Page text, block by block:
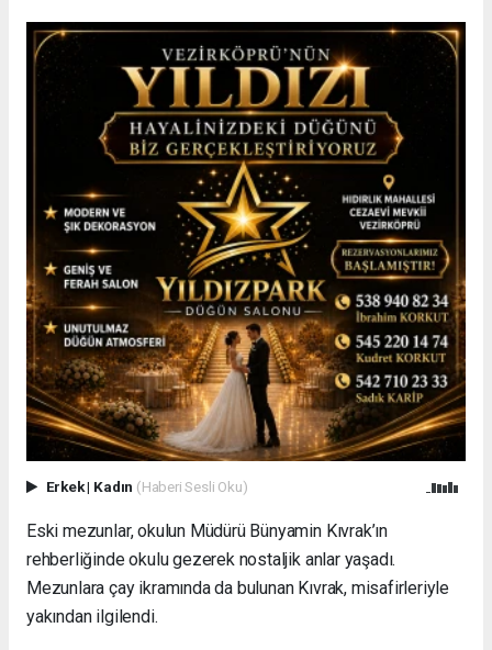
Erkek| Kadın (Haberi Sesli Oku)
Eski mezunlar, okulun Müdürü Bünyamin Kıvrak’ın
rehberliğinde okulu gezerek nostaljik anlar yaşadı.
Mezunlara çay ikramında da bulunan Kıvrak, misafirleriyle
yakından ilgilendi.